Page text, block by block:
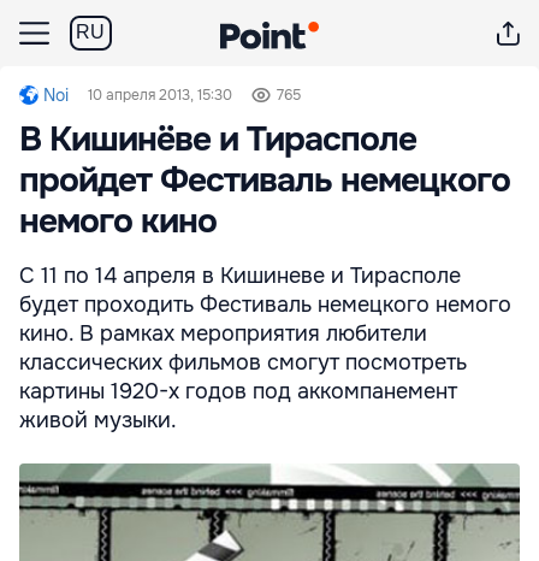
RU
Noi 10 апреля 2013, 15:30 765
В Кишинёве и Тирасполе
пройдет Фестиваль немецкого
немого кино
С 11 по 14 апреля в Кишиневе и Тирасполе
будет проходить Фестиваль немецкого немого
кино. В рамках мероприятия любители
классических фильмов смогут посмотреть
картины 1920-х годов под аккомпанемент
живой музыки.